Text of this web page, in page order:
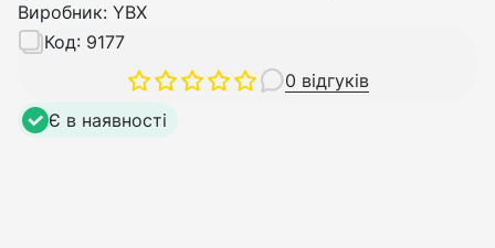
Виробник: YBX
0 відгуків
Код: 9177
Є в наявності